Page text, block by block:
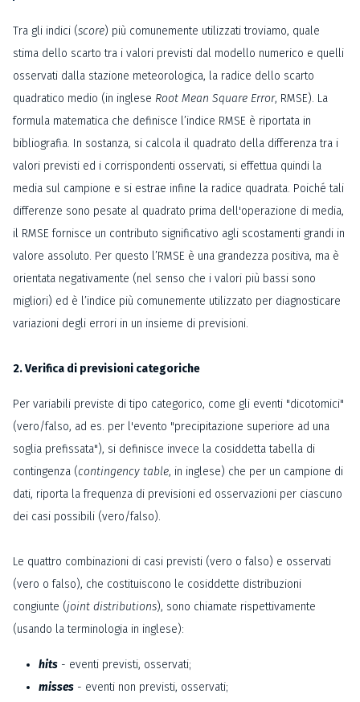
Tra gli indici (score) più comunemente utilizzati troviamo, quale
stima dello scarto tra i valori previsti dal modello numerico e quelli
osservati dalla stazione meteorologica, la radice dello scarto
quadratico medio (in inglese Root Mean Square Error, RMSE). La
formula matematica che definisce l’indice RMSE è riportata in
bibliografia. In sostanza, si calcola il quadrato della differenza tra i
valori previsti ed i corrispondenti osservati, si effettua quindi la
media sul campione e si estrae infine la radice quadrata. Poiché tali
differenze sono pesate al quadrato prima dell'operazione di media,
il RMSE fornisce un contributo significativo agli scostamenti grandi in
valore assoluto. Per questo l’RMSE è una grandezza positiva, ma è
orientata negativamente (nel senso che i valori più bassi sono
migliori) ed è l’indice più comunemente utilizzato per diagnosticare
variazioni degli errori in un insieme di previsioni.
2. Verifica di previsioni categoriche
Per variabili previste di tipo categorico, come gli eventi "dicotomici"
(vero/falso, ad es. per l'evento "precipitazione superiore ad una
soglia prefissata"), si definisce invece la cosiddetta tabella di
contingenza (contingency table, in inglese) che per un campione di
dati, riporta la frequenza di previsioni ed osservazioni per ciascuno
dei casi possibili (vero/falso).
Le quattro combinazioni di casi previsti (vero o falso) e osservati
(vero o falso), che costituiscono le cosiddette distribuzioni
congiunte (joint distributions), sono chiamate rispettivamente
(usando la terminologia in inglese):
hits - eventi previsti, osservati;
misses - eventi non previsti, osservati;